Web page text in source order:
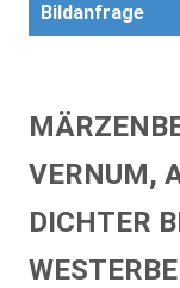
Bildanfrage
VERNUM,
DICHTER